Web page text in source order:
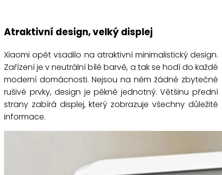
Atraktivní design, velký displej
Xiaomi opět vsadilo na atraktivní minimalistický design.
Zařízení je v neutrální bílé barvě, a tak se hodí do každé
moderní domácnosti. Nejsou na něm žádné zbytečné
rušivé prvky, design je pěkně jednotný. Většinu přední
strany zabírá displej, který zobrazuje všechny důležité
informace.